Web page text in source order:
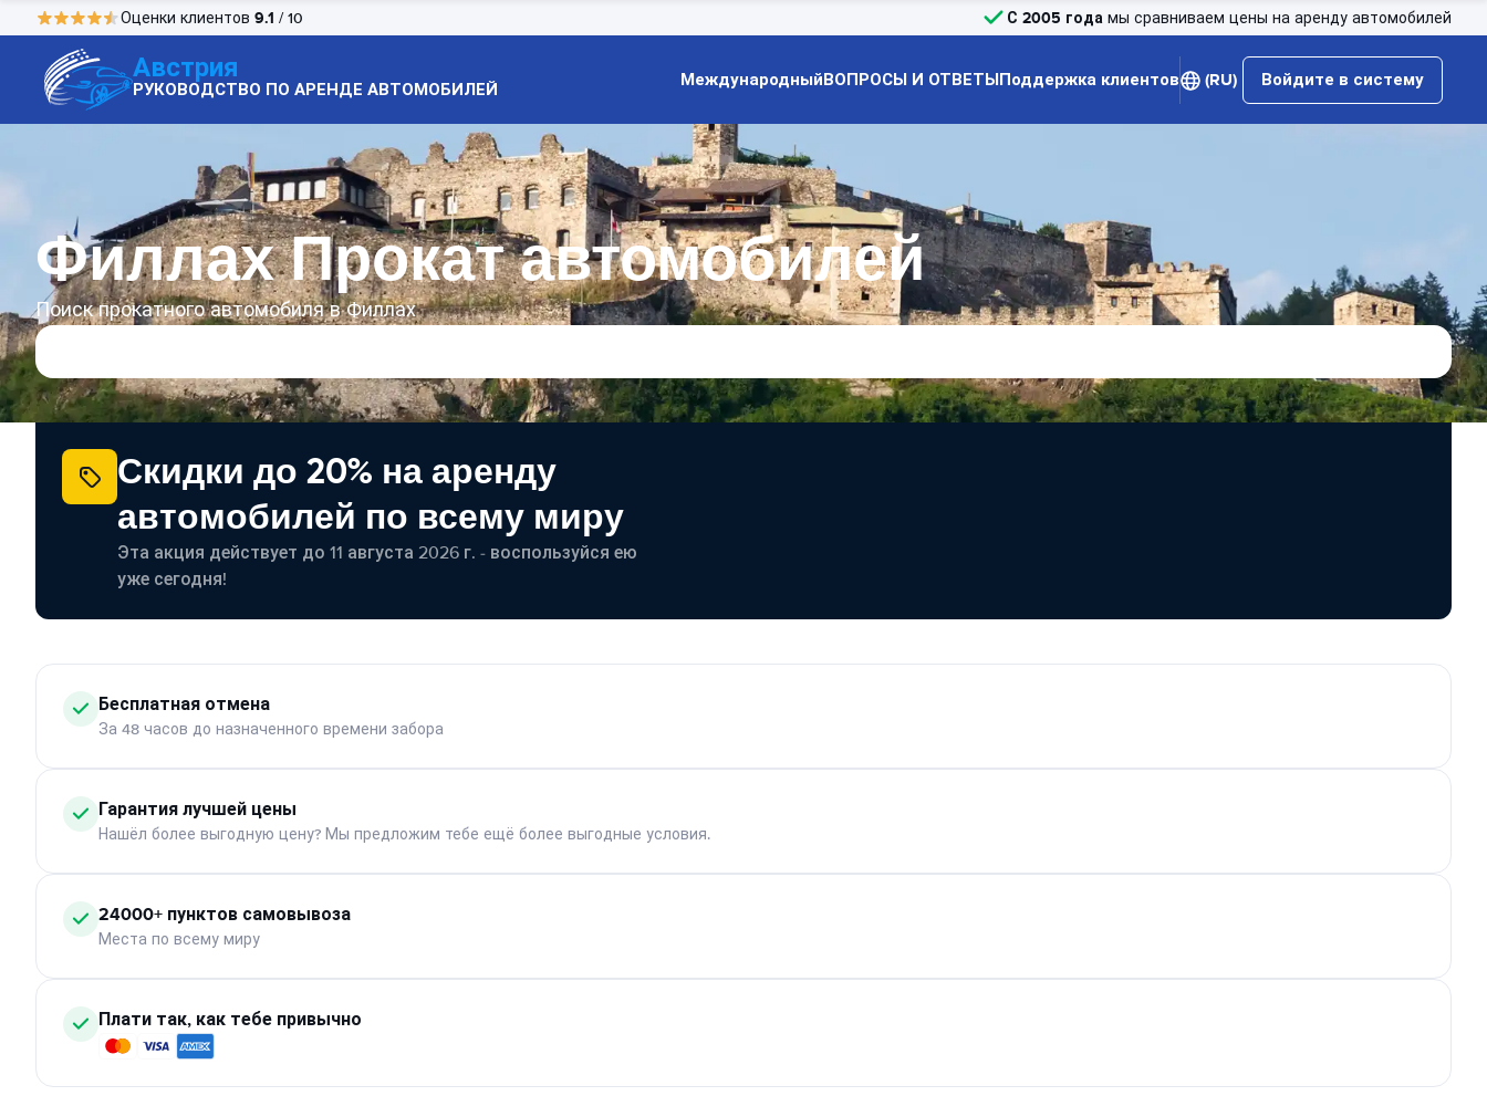
Оценки клиентов 9.1 / 10 С 2005 года мы сравниваем цены на аренду автомобилей
Австрия
РУКОВОДСТВО ПО АРЕНДЕ АВТОМОБИЛЕЙ МеждународныйВОПРОСЫ И ОТВЕТЫПоддержка клиентов (RU) Войдите в систему
Филлах Прокат автомобилей
Поиск прокатного автомобиля в Филлах
Скидки до 20% на аренду
автомобилей по всему миру
Эта акция действует до 11 августа 2026 г. - воспользуйся ею
уже сегодня!
Бесплатная отмена
За 48 часов до назначенного времени забора
Гарантия лучшей цены
Нашёл более выгодную цену? Мы предложим тебе ещё более выгодные условия.
24000+ пунктов самовывоза
Места по всему миру
Плати так, как тебе привычно